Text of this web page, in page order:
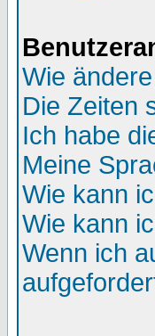
Wie
Die Zeiten
Ich habe
Meine
Wie kann
Wie kann
Wenn ich